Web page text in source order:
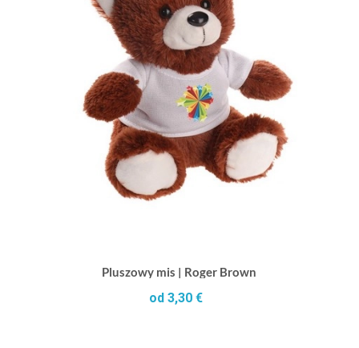
Pluszowy mis | Roger Brown
od 3,30 €